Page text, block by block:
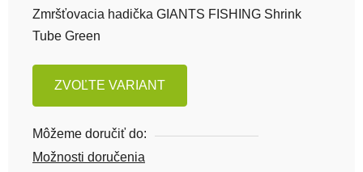
Zmršťovacia hadička GIANTS FISHING Shrink
Tube Green
ZVOĽTE VARIANT
Môžeme doručiť do:
Možnosti doručenia